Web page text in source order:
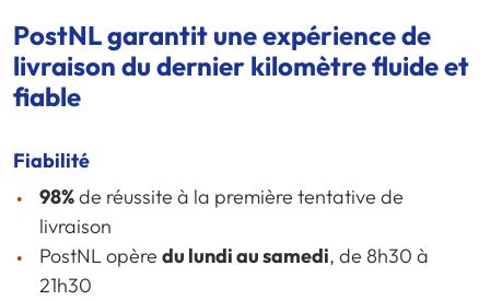
PostNL garantit une expérience de
livraison du dernier kilomètre fluide et
fiable
Fiabilité
98%de réussite à la première tentative de
livraison
PostNL opère du lundi au samedi, de 8h30 à
21h30